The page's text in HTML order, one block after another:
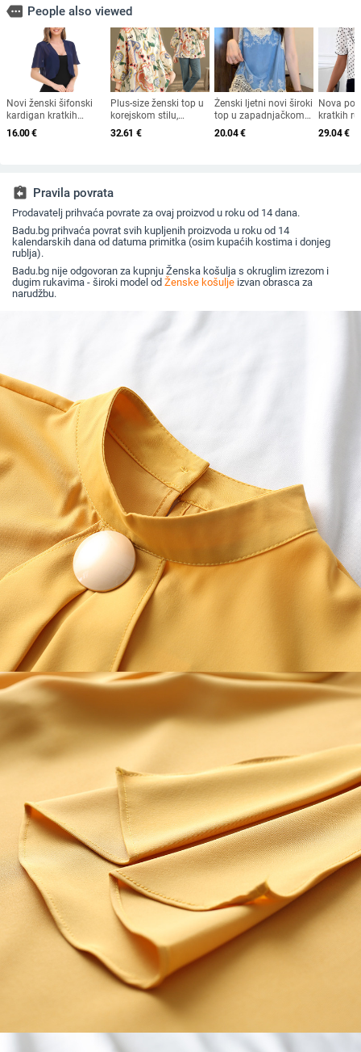
more People also viewed
Novi ženski šifonski
kardigan kratkih
rukava, europski i
američki Amazon
16.00€
Plus-size ženski top u
korejskom stilu,
ležeran kroj, okrugli
izrez, pamuk (70–
32.61 €
Ženski ljetni novi široki
top u zapadnjačkom
stilu s čipkom i vezom
bez rukava, vanjskim
20.04€
Nova
kratkih
mašnom
iz
29.04€
assignment_return Pravila povrata
Prodavatelj prihvaća povrate za ovaj proizvod u roku od 14 dana.
Badu.bg prihvaća povrat svih kupljenih proizvoda u roku od 14
kalendarskih dana od datuma primitka (osim kupaćih kostima i donjeg
rublja).
Badu.bg nije odgovoran za kupnju Ženska košulja s okruglim izrezom i
dugim rukavima - široki model od Ženske košulje izvan obrasca za
narudžbu.